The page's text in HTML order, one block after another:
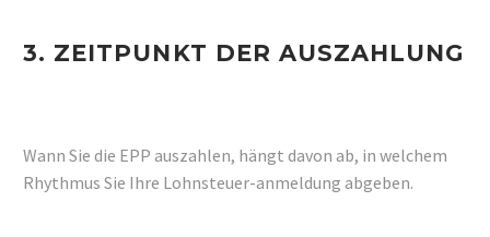
3. ZEITPUNKT DER AUSZAHLUNG
Wann Sie die EPP auszahlen, hängt davon ab, in welchem
Rhythmus Sie Ihre Lohnsteuer-anmeldung abgeben.